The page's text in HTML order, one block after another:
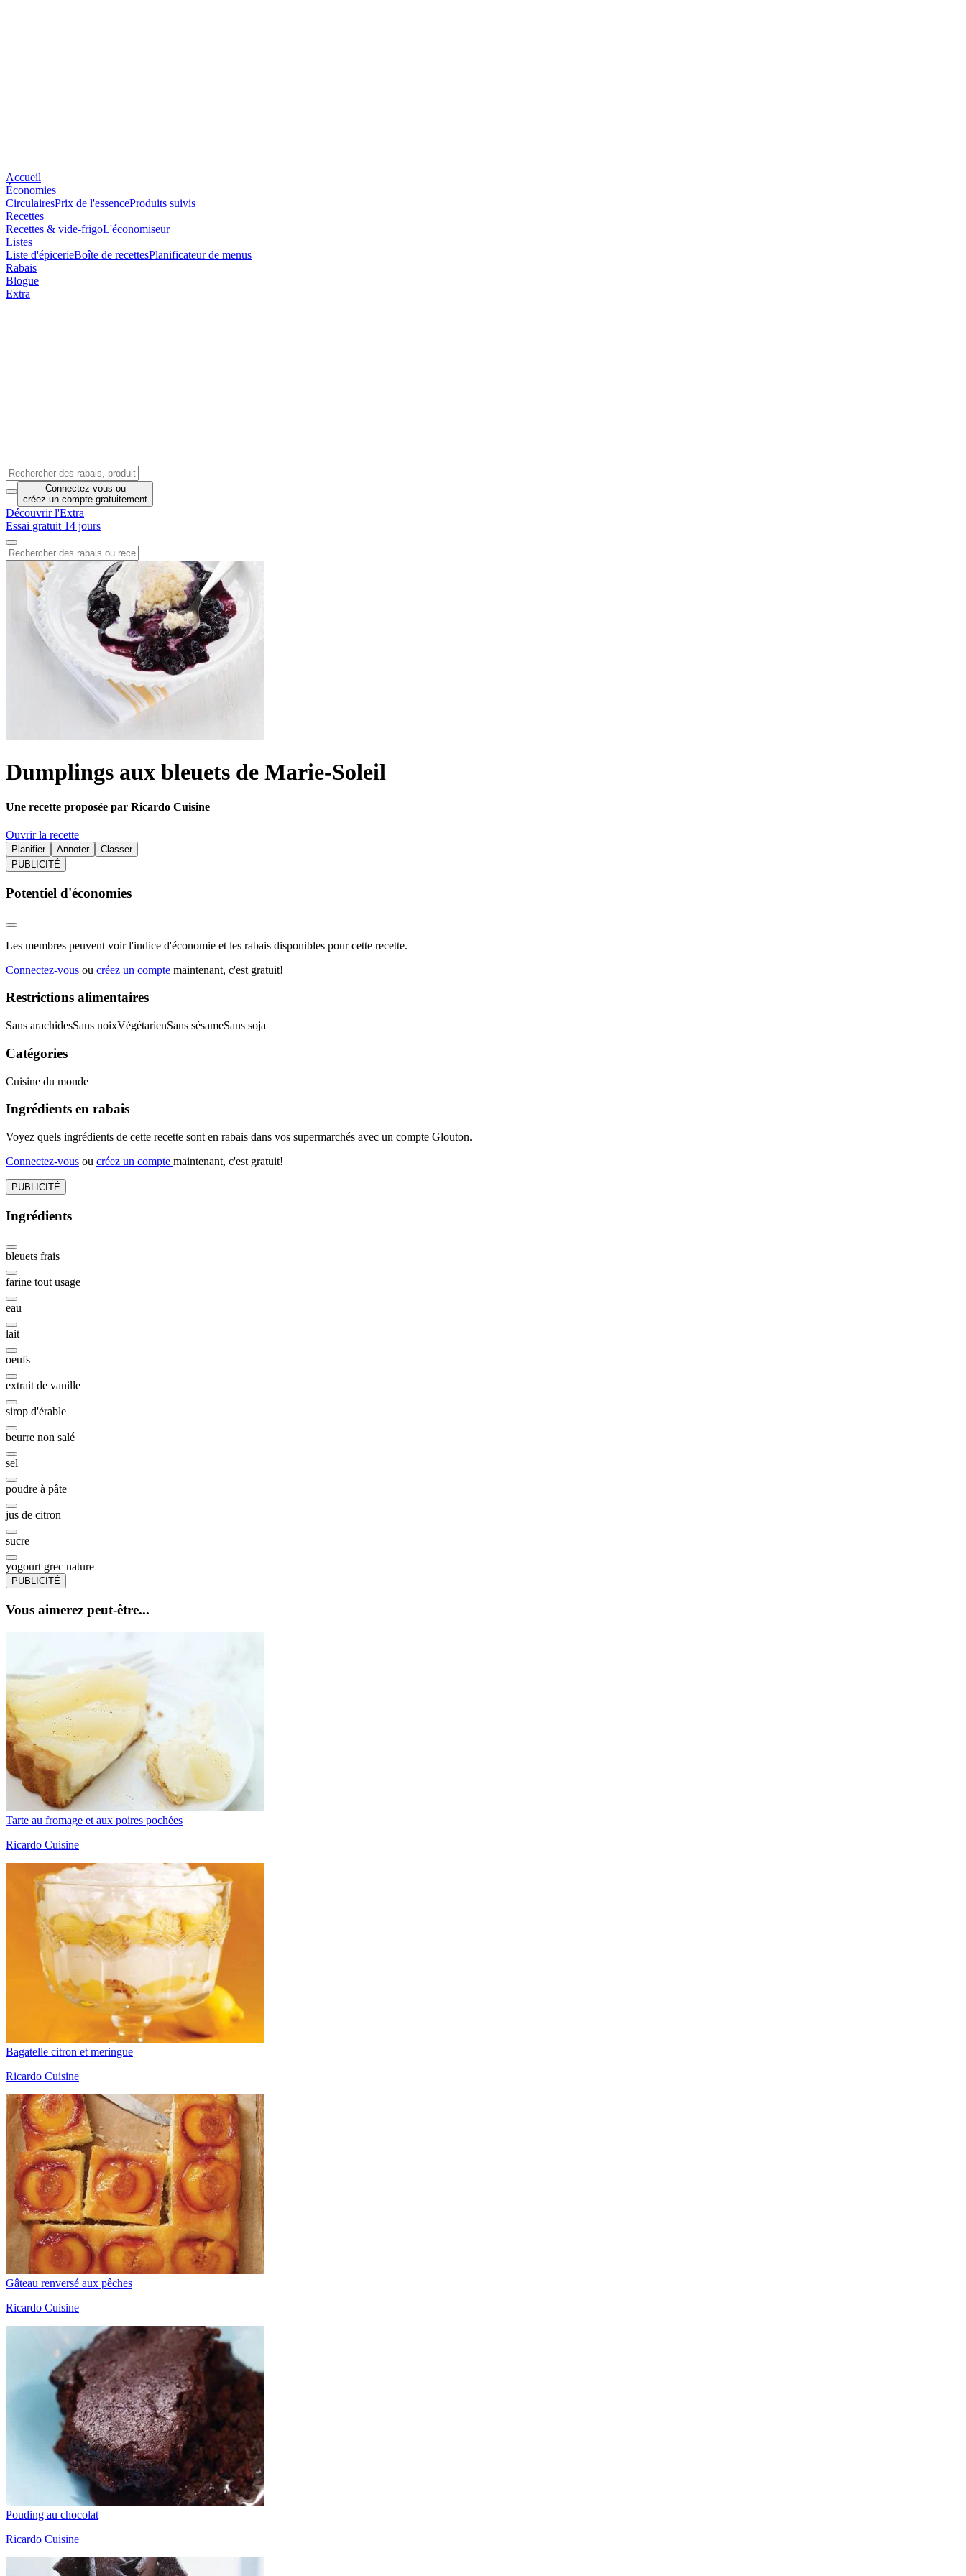
Accueil
Économies
CirculairesPrix de l'essenceProduits suivis
Recettes
Recettes & vide-frigoL'économiseur
Listes
Liste d'épicerieBoîte de recettesPlanificateur de menus
Rabais
Blogue
Extra
Connectez-vous ou
créez un compte gratuitement
Découvrir l'Extra
Essai gratuit 14 jours
Dumplings aux bleuets de Marie-Soleil
Une recette proposée par Ricardo Cuisine
Ouvrir la recette
Planifier Annoter
Classer
PUBLICITÉ
Potentiel d'économies
Les membres peuvent voir l'indice d'économie et les rabais disponibles pour cette recette.
Connectez-vous ou créez un compte maintenant, c'est gratuit!
Restrictions alimentaires
Sans arachidesSans noixVégétarienSans sésameSans soja
Catégories
Cuisine du monde
Ingrédients en rabais
Voyez quels ingrédients de cette recette sont en rabais dans vos supermarchés avec un compte Glouton.
Connectez-vous ou créez un compte maintenant, c'est gratuit!
PUBLICITÉ
Ingrédients
bleuets frais
farine tout usage
eau
lait
oeufs
extrait de vanille
sirop d'érable
beurre non salé
sel
poudre à pâte
jus de citron
sucre
yogourt grec nature
PUBLICITÉ
Vous aimerez peut-être...
Tarte au fromage et aux poires pochées
Ricardo Cuisine
Bagatelle citron et meringue
Ricardo Cuisine
Gâteau renversé aux pêches
Ricardo Cuisine
Pouding au chocolat
Ricardo Cuisine